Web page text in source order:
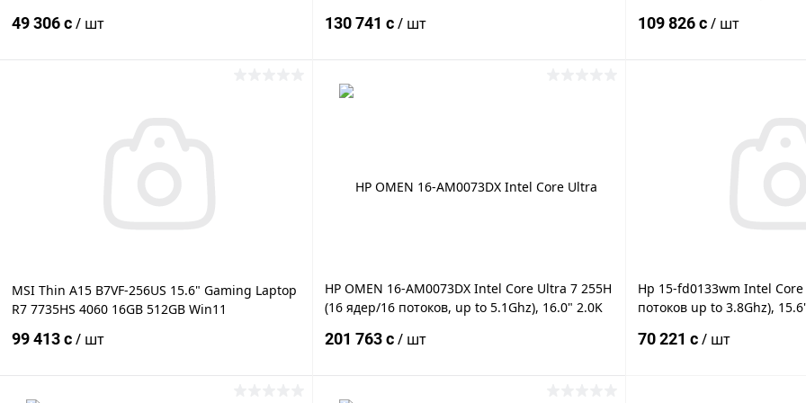
FULL HD WiFi, BT, Cam, DOS, Eng-Rus
49 306 c/ шт
15.6" IPS FULL HD (1920x1080) 144Hz, W
130 741 c/ шт
1080), 32GB DDR5-
109 826 c/ шт
MSI Thin A15 B7VF-256US 15.6" Gaming Laptop
R7 7735HS 4060 16GB 512GB Win11
99 413 c/ шт
HP OMEN 16-AM0073DX Intel Core Ultra 7 255H
(16 ядер/16 потоков, up to 5.1Ghz), 16.0" 2.0K
1TB SSD PCIe NVMe M.2 + 1TB SSD PCIe NVMe
201 763 c/ шт
Hp 15-fd0133wm Intel
потоков up to 3.8Ghz),
2TB SSD PCIe? NVMe M.2,
70 221 c/ шт